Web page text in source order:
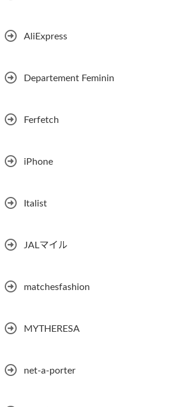
AliExpress
Departement Feminin
Ferfetch
iPhone
Italist
JALマイル
matchesfashion
MYTHERESA
net-a-porter